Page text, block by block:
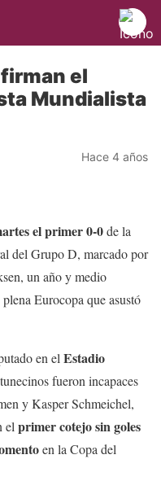
el
Mundialista
Hace 4 años
el primer 0-0de la
del Grupo D, marcado por
un año y medio
Eurocopa que asustó
en el Estadio
fueron incapaces
y Kasper Schmeichel,
el primer cotejo sin goles
en la Copa del